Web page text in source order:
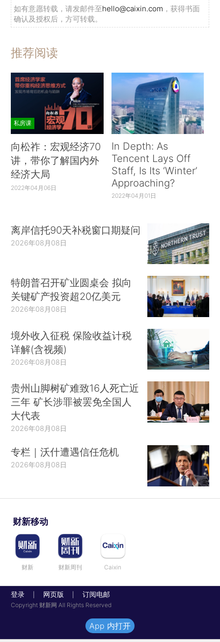
如有意愿转载，请发邮件至hello@caixin.com ，获得书面
确认及授权后，方可转载。
推荐阅读
私房课
向松祚：宏观经济70
讲，带你了解国内外
经济大局
2022年04月06日
In Depth: As
Tencent Lays Off
Staff, Is Its ‘Winter’
Approaching?
2022年04月01日
离岸信托90天补税窗口期疑问
2026年08月08日
特朗普召开矿业圆桌会 拟向
关键矿产投资超20亿美元
2026年08月08日
境外收入征税 保险收益计税
详解(含视频)
2026年08月08日
贵州山脚树矿难致16人死亡近
三年 矿长涉罪被罢免全国人
大代表
2026年08月08日
专栏｜沃什遭遇信任危机
2026年08月08日
财新移动
财新 财新周刊 Caixin
登录 网页版 订阅电邮
Copyright 财新网 All Rights Reserved
App 内打开